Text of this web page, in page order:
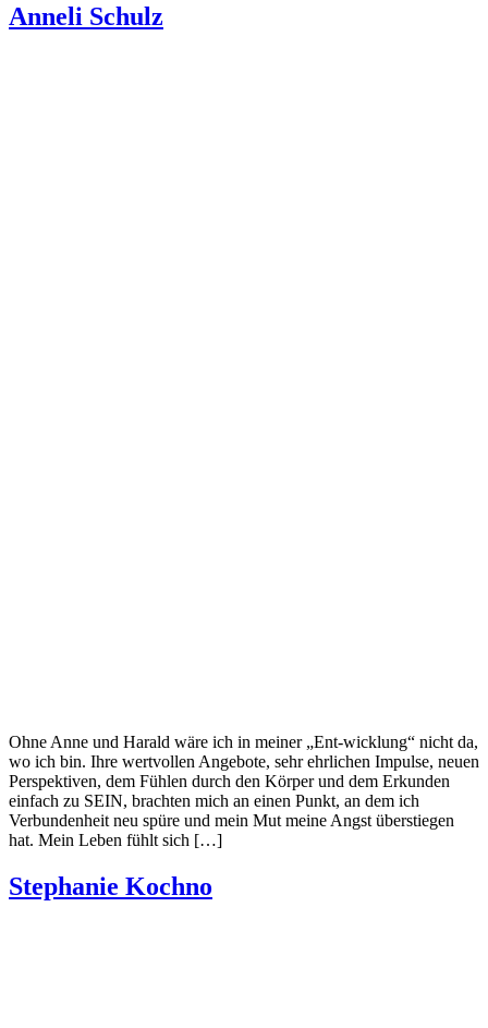
Anneli Schulz
Ohne Anne und Harald wäre ich in meiner „Ent-wicklung“ nicht da,
wo ich bin. Ihre wertvollen Angebote, sehr ehrlichen Impulse, neuen
Perspektiven, dem Fühlen durch den Körper und dem Erkunden
einfach zu SEIN, brachten mich an einen Punkt, an dem ich
Verbundenheit neu spüre und mein Mut meine Angst überstiegen
hat. Mein Leben fühlt sich […]
Stephanie Kochno